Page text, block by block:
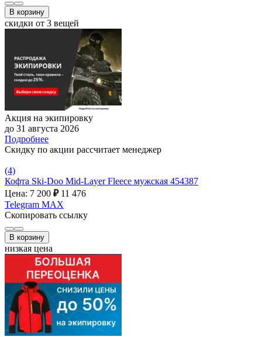
В корзину
скидки от 3 вещей
Акция на экипировку
до 31 августа 2026
Подробнее
Скидку по акции рассчитает менеджер
(4)
Кофта Ski-Doo Mid-Layer Fleece мужская 454387
Цена: 7 200 ₽ 11 476
Telegram MAX
Скопировать ссылку
В корзину
низкая цена